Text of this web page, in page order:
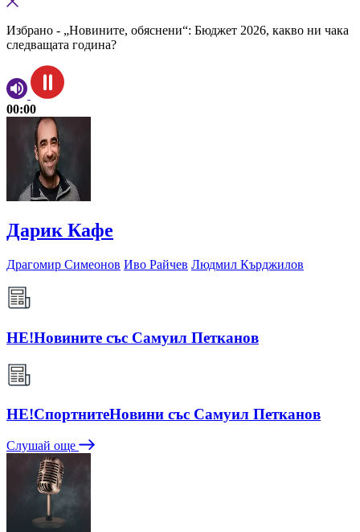
Избрано - „Новините, обяснени“: Бюджет 2026, какво ни чака
следващата година?
00:00
Дарик Кафе
Драгомир Симеонов Иво Райчев Людмил Кърджилов
НЕ!Новините със Самуил Петканов
НЕ!СпортнитеНовини със Самуил Петканов
Слушай още